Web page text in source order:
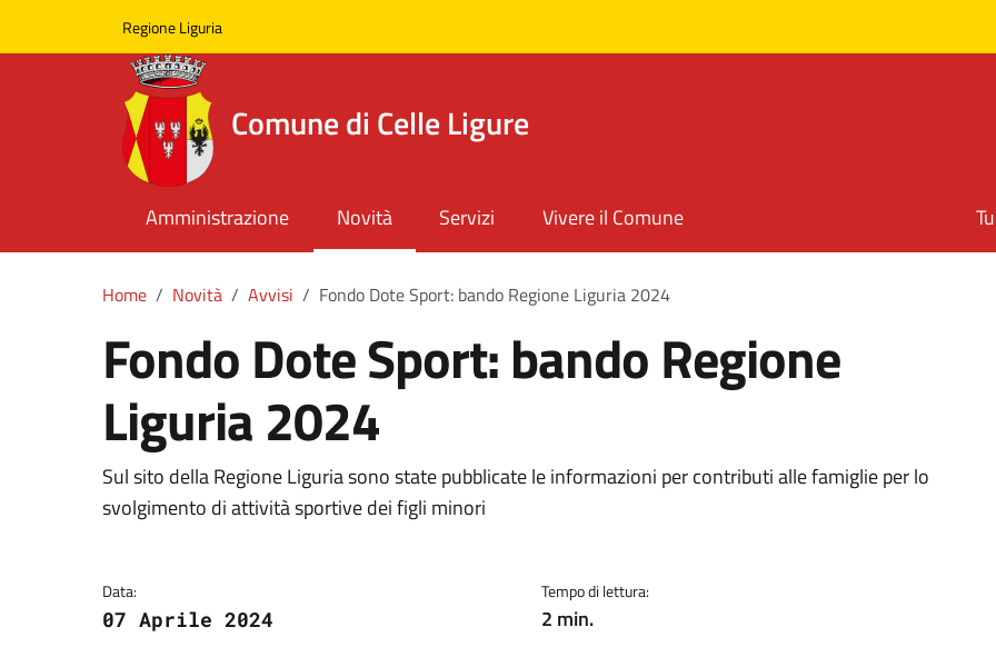
Regione Liguria
Comune di Celle Ligure
Amministrazione Novità Servizi Vivere il Comune
Home Novità Avvisi Fondo Dote Sport: bando Regione Liguria 2024
Fondo Dote Sport: bando Regione
Liguria 2024
Sul sito della Regione Liguria sono state pubblicate le informazioni per contributi alle famiglie per lo
svolgimento di attività sportive dei figli minori
Data:
07 Aprile 2024
Tempo di lettura:
2 min.